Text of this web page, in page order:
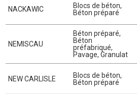
NACKAWIC Blocs de béton,
Béton préparé
NEMISCAU
Béton préparé,
Béton
préfabriqué,
Pavage,Granulat
NEW CARLISLE Blocs de béton,
Béton préparé